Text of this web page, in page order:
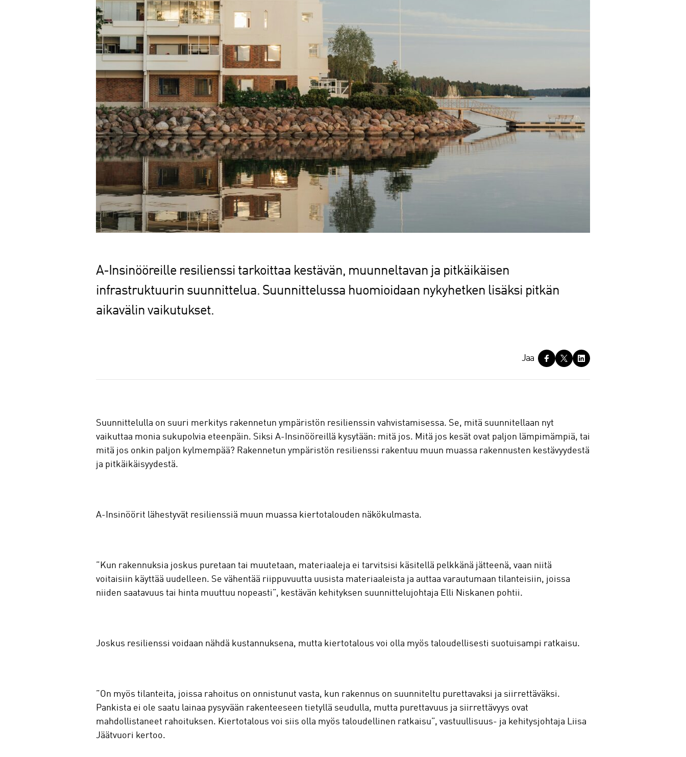
A-Insinööreille resilienssi tarkoittaa kestävän, muunneltavan ja pitkäikäisen
infrastruktuurin suunnittelua. Suunnittelussa huomioidaan nykyhetken lisäksi pitkän
aikavälin vaikutukset.
a
Jaa
Suunnittelulla on suuri merkitys rakennetun ympäristön resilienssin vahvistamisessa. Se, mitä suunnitellaan nyt
vaikuttaa monia sukupolvia eteenpäin. Siksi A-Insinööreillä kysytään: mitä jos. Mitä jos kesät ovat paljon lämpimämpiä, tai
mitä jos onkin paljon kylmempää? Rakennetun ympäristön resilienssi rakentuu muun muassa rakennusten kestävyydestä
ja pitkäikäisyydestä.
A-Insinöörit lähestyvät resilienssiä muun muassa kiertotalouden näkökulmasta.
”Kun rakennuksia joskus puretaan tai muutetaan, materiaaleja ei tarvitsisi käsitellä pelkkänä jätteenä, vaan niitä
voitaisiin käyttää uudelleen. Se vähentää riippuvuutta uusista materiaaleista ja auttaa varautumaan tilanteisiin, joissa
niiden saatavuus tai hinta muuttuu nopeasti”, kestävän kehityksen suunnittelujohtaja Elli Niskanen pohtii.
Joskus resilienssi voidaan nähdä kustannuksena, mutta kiertotalous voi olla myös taloudellisesti suotuisampi ratkaisu.
”On myös tilanteita, joissa rahoitus on onnistunut vasta, kun rakennus on suunniteltu purettavaksi ja siirrettäväksi.
Pankista ei ole saatu lainaa pysyvään rakenteeseen tietyllä seudulla, mutta purettavuus ja siirrettävyys ovat
mahdollistaneet rahoituksen. Kiertotalous voi siis olla myös taloudellinen ratkaisu”, vastuullisuus- ja kehitysjohtaja Liisa
Jäätvuori kertoo.